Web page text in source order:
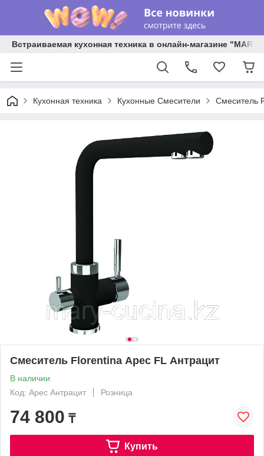
Встраиваемая кухонная техника в онлайн-магазине "MARY
Кухонная техника Кухонные Смесители Смеситель
Смеситель Florentina Арес FL Антрацит
В наличии
Код: Арес Антрацит
Розница
74 800 ₸
Купить